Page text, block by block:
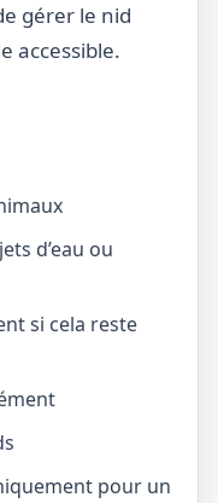
gérer le nid
accessible.
d’eau ou
si cela reste
pour un